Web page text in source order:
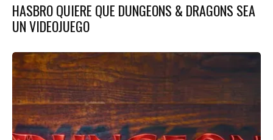
HASBRO QUIERE QUE DUNGEONS & DRAGONS SEA
UN VIDEOJUEGO